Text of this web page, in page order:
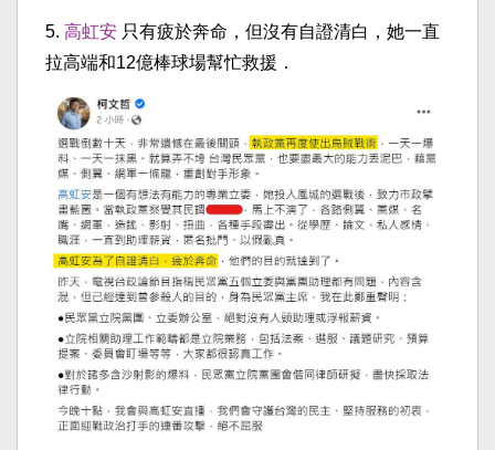
5. 高虹安 只有疲於奔命，但沒有自證清白，她一直
拉高端和12億棒球場幫忙救援．